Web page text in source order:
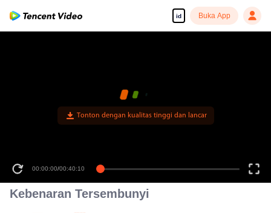
id Buka App
Tonton dengan kualitas tinggi dan lancar
00:00:00/00:40:10
Kebenaran Tersembunyi